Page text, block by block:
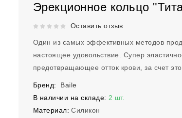
Эрекционное кольцо
Рейтинг 5 из 5.Оставить отзыв
Один из самых эффективных методов
настоящее удовольствие. Супер
предотвращающее отток крови, за счет это
Бренд:
Baile
В наличии на складе: 2 шт.
Материал: Силикон